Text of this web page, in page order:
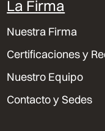
La Firma
Nuestra Firma
Certificaciones y
Nuestro Equipo
Contacto y Sedes